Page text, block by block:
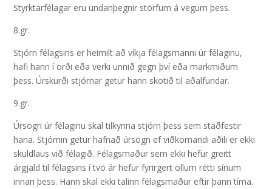
Styrktarfélagar eru undanþegnir störfum á vegum þess.
8.gr.
Stjórn félagsins er heimilt að víkja félagsmanni úr félaginu,
hafi hann í orði eða verki unnið gegn því eða markmiðum
þess. Úrskurði stjórnar getur hann skotið til aðalfundar.
9.gr.
Úrsögn úr félaginu skal tilkynna stjórn þess sem staðfestir
hana. Stjórnin getur hafnað úrsögn ef viðkomandi aðili er ekki
skuldlaus við félagið. Félagsmaður sem ekki hefur greitt
árgjald til félagsins í tvö ár hefur fyrirgert öllum rétti sínum
innan þess. Hann skal ekki talinn félagsmaður eftir þann tíma.